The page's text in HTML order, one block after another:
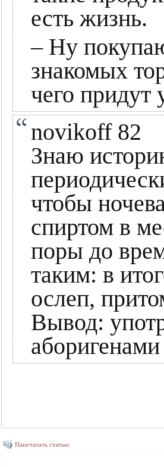
есть жизнь.
– Ну
знакомых
чего
novikoff 82
Знаю
чтобы
спиртом в
поры до
таким: в
ослеп,
Вывод:
Напечатать статью